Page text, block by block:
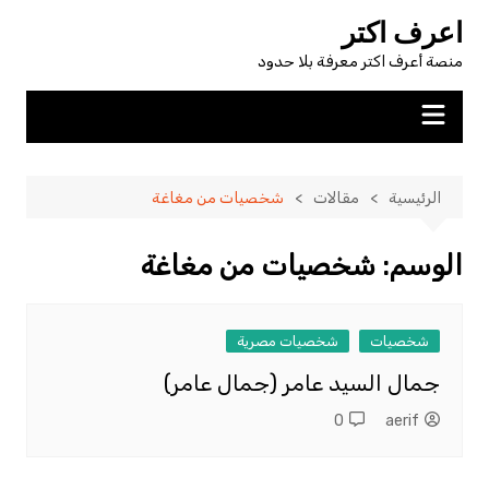
المحتوى
اعرف اكتر
منصة أعرف اكتر معرفة بلا حدود
الرئيسية مقالات شخصيات من مغاغة
الوسم: شخصيات من مغاغة
شخصيات شخصيات مصرية
جمال السيد عامر (جمال عامر)
aerif
0